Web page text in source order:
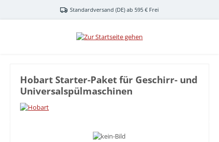
Zum Hauptinhalt springenStandardversand (DE) ab 595 € Frei
Hobart Starter-Paket für Geschirr- und
Universalspülmaschinen
Bildergalerie überspringen